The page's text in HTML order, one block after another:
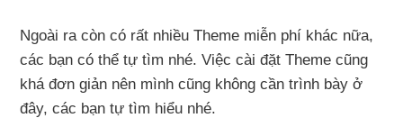
Ngoài ra còn có rất nhiều Theme miễn phí khác nữa,
các bạn có thể tự tìm nhé. Việc cài đặt Theme cũng
khá đơn giản nên mình cũng không cần trình bày ở
đây, các bạn tự tìm hiểu nhé.